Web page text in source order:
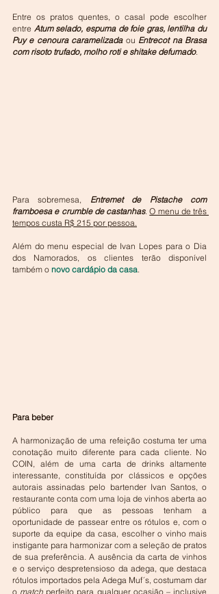
Entre os pratos quentes, o casal pode escolher
entre Atum selado, espuma de foie gras, lentilha du
Puy e cenoura caramelizada ou Entrecot na Brasa
com risoto trufado, molho roti e shitake defumado.
Para sobremesa, Entremet de Pistache com
framboesa e crumble de castanhas. O menu de três
tempos custa R$ 215 por pessoa.
Além do menu especial de Ivan Lopes para o Dia
dos Namorados, os clientes terão disponível
também o novo cardápio da casa.
Para beber
A harmonização de uma refeição costuma ter uma
conotação muito diferente para cada cliente. No
COIN, além de uma carta de drinks altamente
interessante, constituída por clássicos e opções
autorais assinadas pelo bartender Ivan Santos, o
restaurante conta com uma loja de vinhos aberta ao
público para que as pessoas tenham a
oportunidade de passear entre os rótulos e, com o
suporte da equipe da casa, escolher o vinho mais
instigante para harmonizar com a seleção de pratos
de sua preferência. A ausência da carta de vinhos
e o serviço despretensioso da adega, que destaca
rótulos importados pela Adega Muf´s, costumam dar
o match perfeito para qualquer ocasião – inclusive